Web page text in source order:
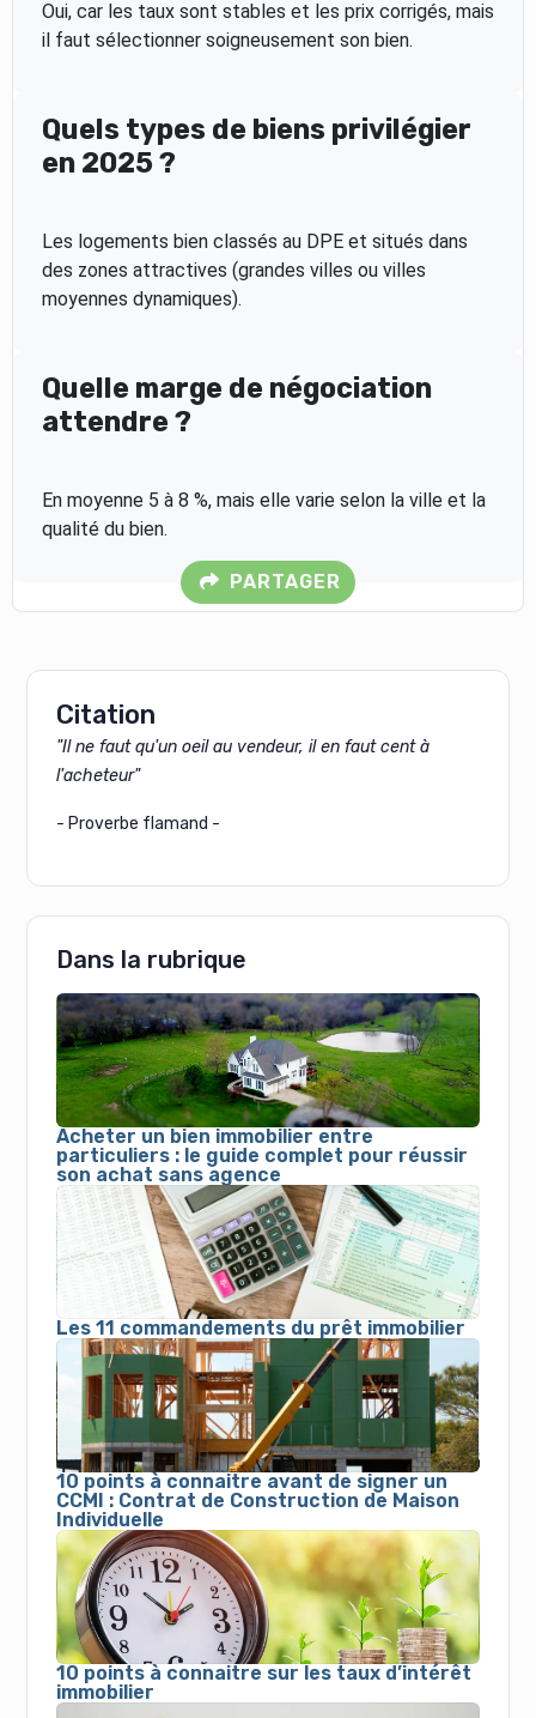
Oui, car les taux sont stables et les prix corrigés, mais
il faut sélectionner soigneusement son bien.
Quels types de biens privilégier
en 2025 ?
Les logements bien classés au DPE et situés dans
des zones attractives (grandes villes ou villes
moyennes dynamiques).
Quelle marge de négociation
attendre ?
En moyenne 5 à 8 %, mais elle varie selon la ville et la
qualité du bien.
PARTAGER
Citation
"Il ne faut qu'un oeil au vendeur, il en faut cent à
l'acheteur"
- Proverbe flamand -
Dans la rubrique
Acheter un bien immobilier entre
particuliers : le guide complet pour réussir
son achat sans agence
Les 11 commandements du prêt immobilier
10 points à connaitre avant de signer un
CCMI : Contrat de Construction de Maison
Individuelle
10 points à connaitre sur les taux d’intérêt
immobilier